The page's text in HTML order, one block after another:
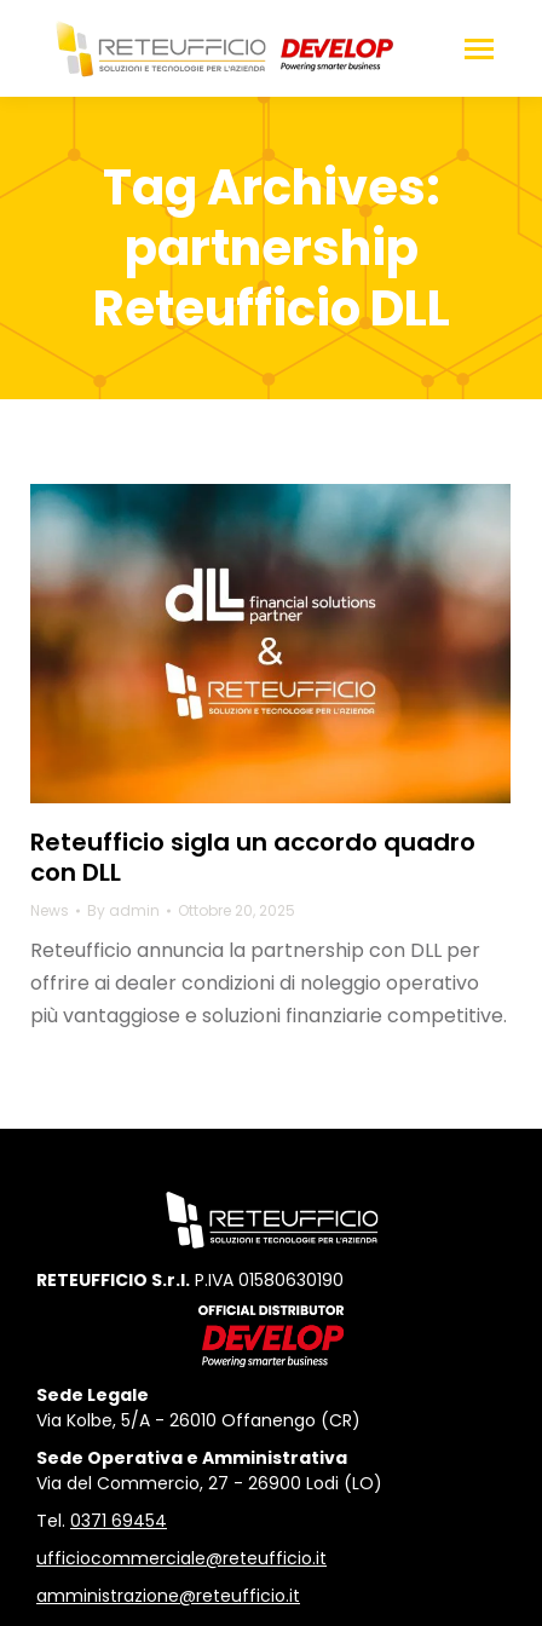
Tag Archives:
partnership
Reteufficio DLL
Reteufficio sigla un accordo quadro
con DLL
News By admin Ottobre 20, 2025
Reteufficio annuncia la partnership con DLL per
offrire ai dealer condizioni di noleggio operativo
più vantaggiose e soluzioni finanziarie competitive.
RETEUFFICIO S.r.l. P.IVA 01580630190
Sede Legale
Via Kolbe, 5/A - 26010 Offanengo (CR)
Sede Operativa e Amministrativa
Via del Commercio, 27 - 26900 Lodi (LO)
Tel. 0371 69454
ufficiocommerciale@reteufficio.it
amministrazione@reteufficio.it